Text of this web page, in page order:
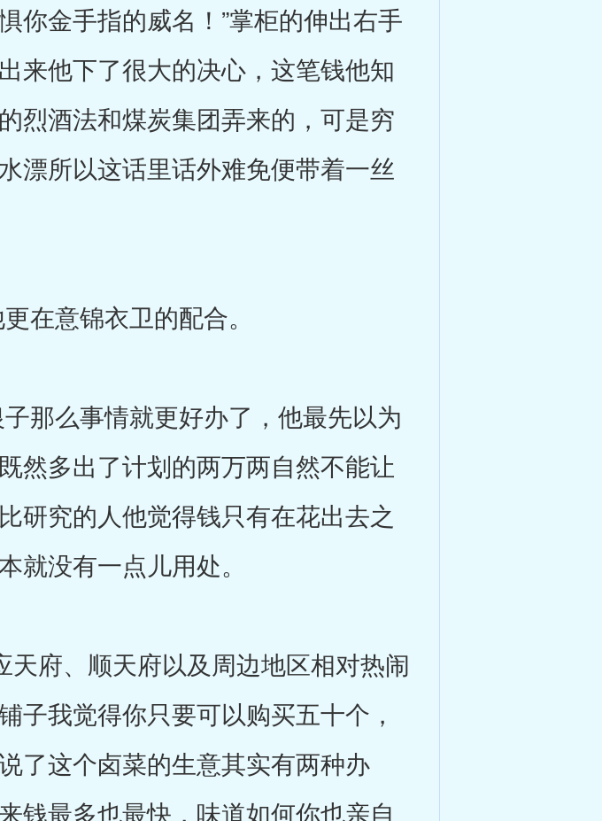
你金手指的威名！”掌柜的伸出右手
来他下了很大的决心，这笔钱他知
烈酒法和煤炭集团弄来的，可是穷
漂所以这话里话外难免便带着一丝
意锦衣卫的配合。
么事情就更好办了，他最先以为
然多出了计划的两万两自然不能让
研究的人他觉得钱只有在花出去之
就没有一点儿用处。
府、顺天府以及周边地区相对热闹
子我觉得你只要可以购买五十个，
了这个卤菜的生意其实有两种办
钱最多也最快，味道如何你也亲自